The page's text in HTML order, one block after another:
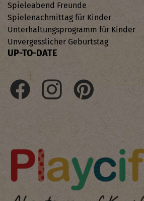
Spieleabend Freunde
Spielenachmittag für Kinder
Unterhaltungsprogramm für Kinder
Unvergesslicher Geburtstag
UP-TO-DATE